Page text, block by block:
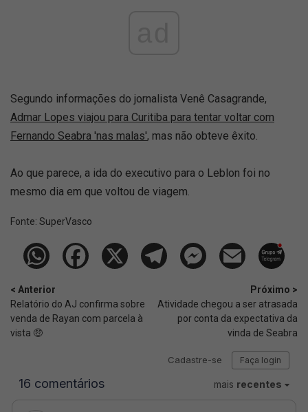
Segundo informações do jornalista Venê Casagrande,
Admar Lopes viajou para Curitiba para tentar voltar com
Fernando Seabra 'nas malas', mas não obteve êxito.
Ao que parece, a ida do executivo para o Leblon foi no
mesmo dia em que voltou de viagem.
Fonte: SuperVasco‎‎‎‎‎‎
< Anterior
Relatório do AJ confirma sobre
venda de Rayan com parcela à
vista 🤑
Próximo >
Atividade chegou a ser atrasada
por conta da expectativa da
vinda de Seabra